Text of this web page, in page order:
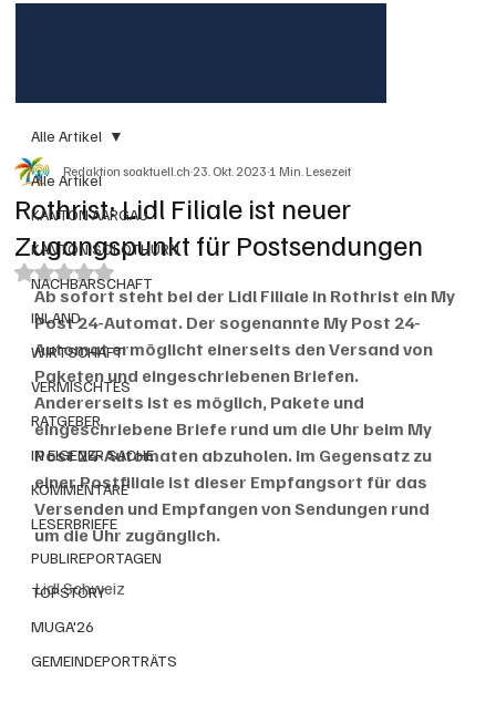
Alle Artikel
KANTON AARGAU
KANTON SOLOTHURN
NACHBARSCHAFT
INLAND
WIRTSCHAFT
VERMISCHTES
RATGEBER
IN EIGENER SACHE
KOMMENTARE
LESERBRIEFE
PUBLIREPORTAGEN
TOPSTORY
MUGA'26
GEMEINDEPORTRÄTS
Alle Artikel
Rothrist: Lidl Filiale ist neuer
Zugangspunkt für Postsendungen
Redaktion soaktuell.ch23. Okt. 20231 Min. Lesezeit
Mit NaN von 5 Sternen bewertet.
Ab sofort steht bei der Lidl Filiale in Rothrist ein My
Post 24-Automat. Der sogenannte My Post 24-
Automat ermöglicht einerseits den Versand von
Paketen und eingeschriebenen Briefen.
Andererseits ist es möglich, Pakete und
eingeschriebene Briefe rund um die Uhr beim My
Post 24-Automaten abzuholen. Im Gegensatz zu
einer Postfiliale ist dieser Empfangsort für das
Versenden und Empfangen von Sendungen rund
um die Uhr zugänglich.
Lidl Schweiz